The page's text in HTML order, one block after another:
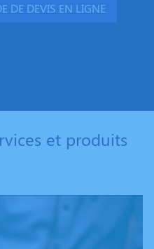
DE DEVIS EN LIGNE
et produits